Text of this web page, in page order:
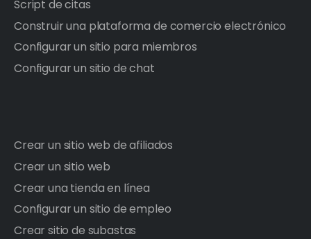
Script de citas
Construir una plataforma de comercio electrónico
Configurar un sitio para miembros
Configurar un sitio de chat
Crear un sitio web de afiliados
Crear un sitio web
Crear una tienda en línea
Configurar un sitio de empleo
Crear sitio de subastas